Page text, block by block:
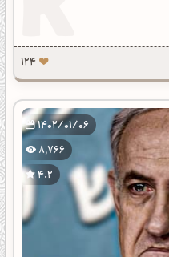
124
1402/01/06
8,766
4.2